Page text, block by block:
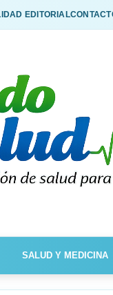
EDITORIAL
SALUD Y MEDICINA